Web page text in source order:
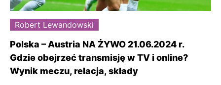
Robert Lewandowski
Polska – Austria NA ŻYWO 21.06.2024 r.
Gdzie obejrzeć transmisję w TV i online?
Wynik meczu, relacja, składy